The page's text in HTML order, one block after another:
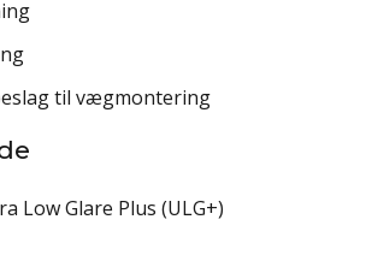
til vægmontering
Low Glare Plus (ULG+)